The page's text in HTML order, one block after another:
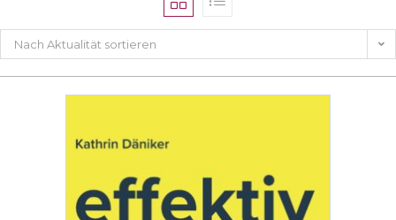
Nach Aktualität sortieren